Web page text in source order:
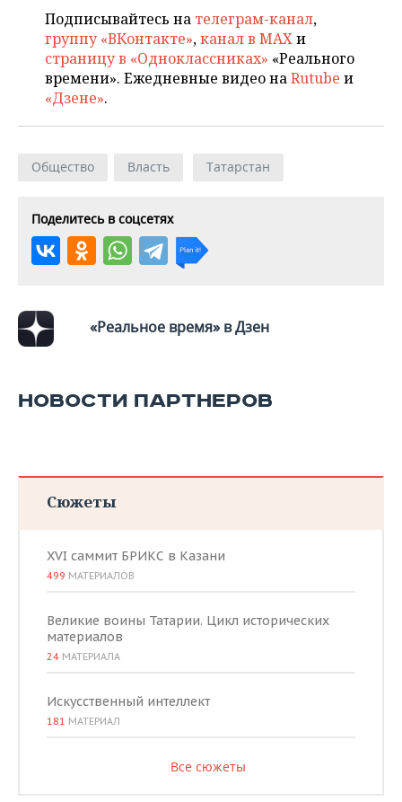
Подписывайтесь на телеграм-канал,
группу «ВКонтакте»,канал в MAXи
страницу в «Одноклассниках» «Реального
времени». Ежедневные видео наRutube и
«Дзене».
Общество Власть Татарстан
Поделитесь в соцсетях
«Реальное время» в Дзен
НОВОСТИ ПАРТНЕРОВ
Сюжеты
XVI саммит БРИКС в Казани
499 МАТЕРИАЛОВ
Великие воины Татарии. Цикл исторических
материалов
24 МАТЕРИАЛА
Искусственный интеллект
181 МАТЕРИАЛ
Все сюжеты